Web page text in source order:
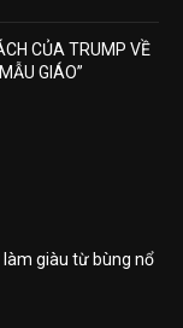
CỦA TRUMP VỀ
GIÁO”
giàu từ bùng nổ